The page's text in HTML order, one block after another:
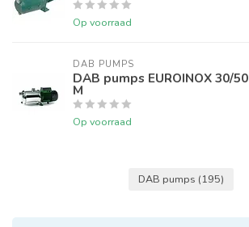
Op voorraad
DAB PUMPS
DAB pumps EUROINOX 30/50
M
Op voorraad
DAB pumps (195)